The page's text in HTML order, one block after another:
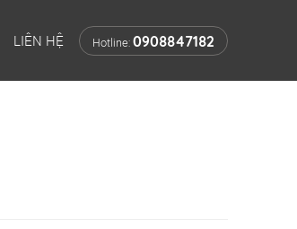
LIÊN HỆ Hotline: 0908847182